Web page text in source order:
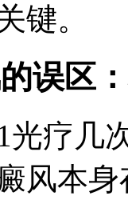
键。
误区
光疗几
风本